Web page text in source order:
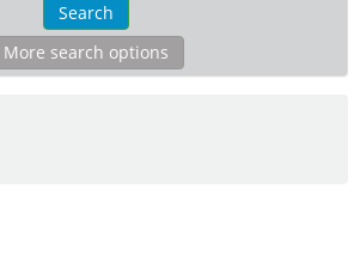
Search
More search options